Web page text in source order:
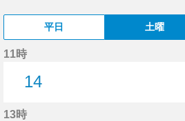
平日 土曜
11時
14
13時